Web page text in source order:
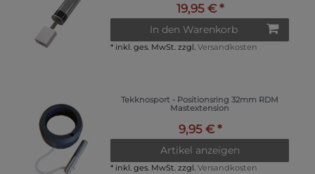
19,95 € *
In den Warenkorb
* inkl. ges. MwSt. zzgl.Versandkosten
Tekknosport - Positionsring 32mm RDM
Mastextension
9,95 € *
Artikel anzeigen
* inkl. ges. MwSt. zzgl.Versandkosten